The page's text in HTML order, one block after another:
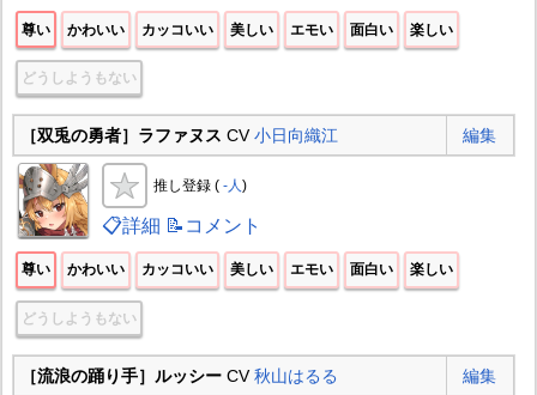
尊い かわいい カッコいい 美しい エモい 面白い 楽しい
どうしようもない
［双兎の勇者］ラファヌス CV小日向織江 編集
推し登録 ( -人)
📋詳細 📝コメント
尊い かわいい カッコいい 美しい エモい 面白い 楽しい
どうしようもない
［流浪の踊り手］ルッシーCV秋山はるる 編集